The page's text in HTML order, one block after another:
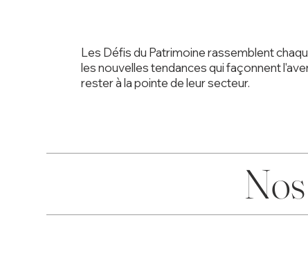
Les Défis du Patrimoine rassemblent
les nouvelles tendances qui façonnent
rester à la pointe de leur secteur.